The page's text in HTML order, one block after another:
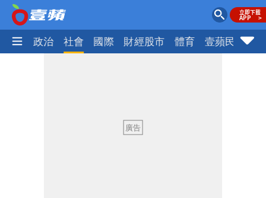
生活 政治 社會 國際 財經股市 體育 壹蘋民調
過政府法律顧問
白海豚進逼！明日降雨熱區曝 今現37